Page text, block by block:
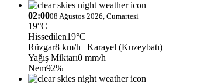
02:0008 Ağustos 2026, Cumartesi
19°C
Hissedilen19°C
Rüzgar8 km/h | Karayel (Kuzeybatı)
Yağış Miktarı0 mm/h
Nem92%